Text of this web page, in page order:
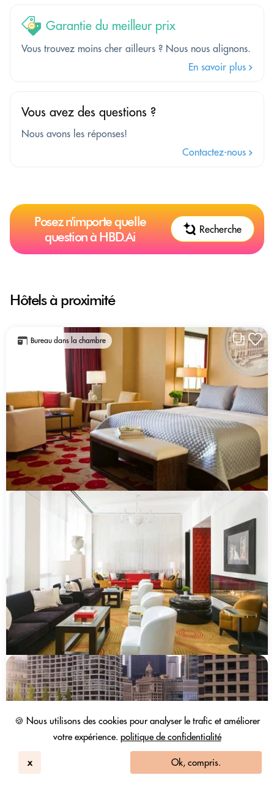
🍪 Nous utilisons des cookies pour analyser le trafic et améliorer
votre expérience. politique de confidentialité
x Ok, compris.
Garantie du meilleur prix
Vous trouvez moins cher ailleurs ? Nous nous alignons.
En savoir plus
Vous avez des questions ?
Nous avons les réponses!
Contactez-nous
Posez n'importe quelle
question à HBD.Ai
Recherche
Hôtels à proximité
Bureau dans la chambre